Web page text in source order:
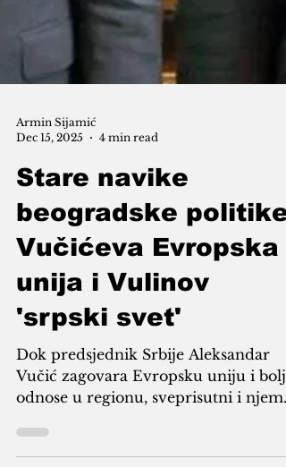
Dec 15, 2025
4 min read
Stare navike
beogradske politike:
Vučićeva Evropska
unija i Vulinov
'srpski svet'
Dok predsjednik Srbije Aleksandar